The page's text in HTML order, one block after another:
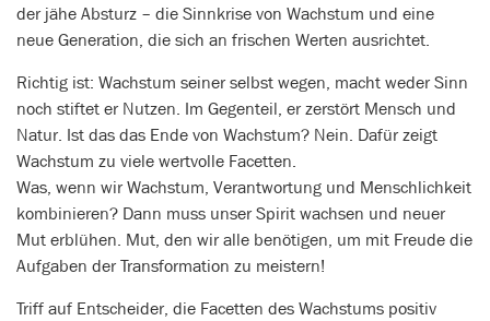
der jähe Absturz – die Sinnkrise von Wachstum und eine
neue Generation, die sich an frischen Werten ausrichtet.
Richtig ist: Wachstum seiner selbst wegen, macht weder Sinn
noch stiftet er Nutzen. Im Gegenteil, er zerstört Mensch und
Natur. Ist das das Ende von Wachstum? Nein. Dafür zeigt
Wachstum zu viele wertvolle Facetten.
Was, wenn wir Wachstum, Verantwortung und Menschlichkeit
kombinieren? Dann muss unser Spirit wachsen und neuer
Mut erblühen. Mut, den wir alle benötigen, um mit Freude die
Aufgaben der Transformation zu meistern!
Triff auf Entscheider, die Facetten des Wachstums positiv